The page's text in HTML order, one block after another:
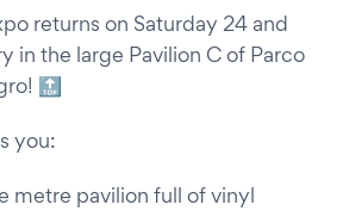
returns on Saturday 24 and
in the large Pavilion C of Parco
🔝
you:
metre pavilion full of vinyl